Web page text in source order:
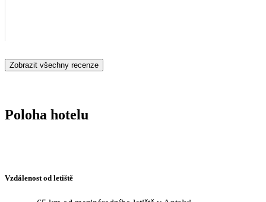
Zobrazit všechny recenze
Poloha hotelu
Vzdálenost od letiště